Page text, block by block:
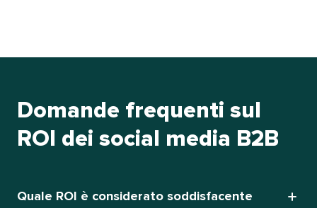
Domande frequenti sul
ROI dei social media B2B​​
Quale ROI è considerato soddisfacente